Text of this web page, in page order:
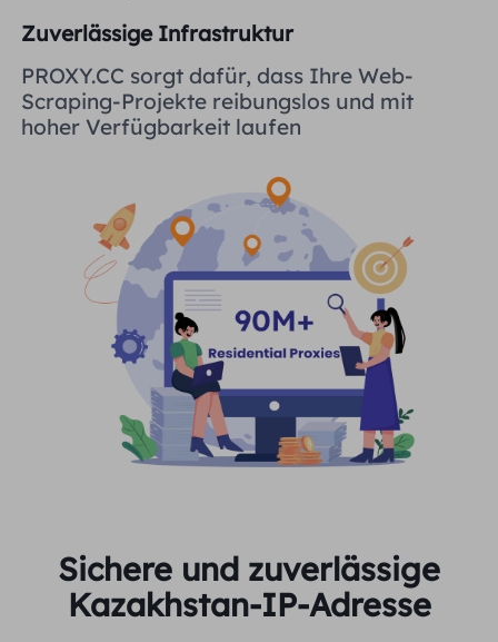
Zuverlässige Infrastruktur
PROXY.CC sorgt dafür, dass Ihre Web-
Scraping-Projekte reibungslos und mit
hoher Verfügbarkeit laufen
Sichere und zuverlässige
Kazakhstan-IP-Adresse